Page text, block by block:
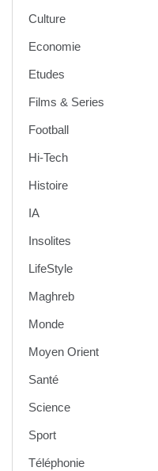
Culture
Economie
Etudes
Films & Series
Football
Hi-Tech
Histoire
IA
Insolites
LifeStyle
Maghreb
Monde
Moyen Orient
Santé
Science
Sport
Téléphonie